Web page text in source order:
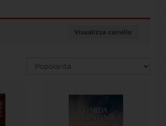
Visualizza carrello